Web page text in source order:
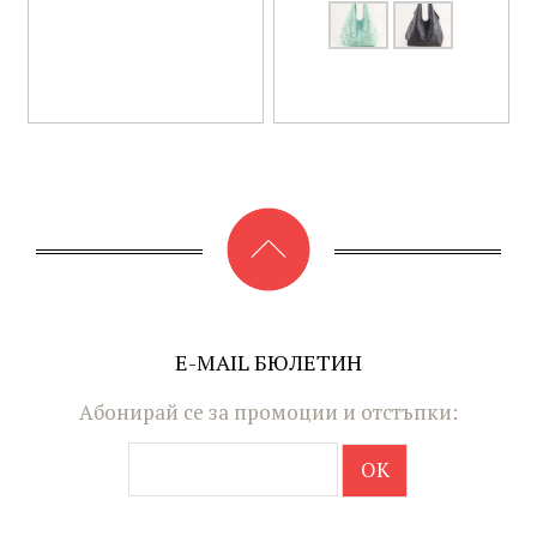
E-MAIL БЮЛЕТИН
Абонирай се за промоции и отстъпки: